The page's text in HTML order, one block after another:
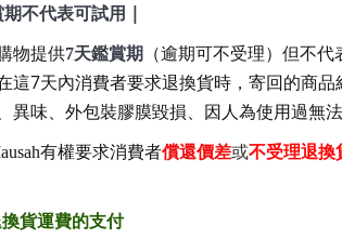
期不代表可試用 |
物提供7天鑑賞期
（逾期可不受理）但不
這7天內消費者要求退換貨時，寄回的商品
異味、外包裝膠膜毀損、因人為使用過無
有權要求消費者償還價差或不受理退換
貨運費的支付